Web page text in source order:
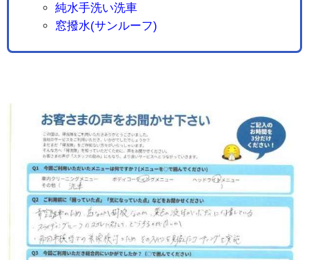
純水手洗い洗車
窓撥水(サンルーフ)